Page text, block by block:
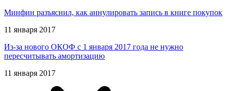
Минфин разъяснил, как аннулировать запись в книге покупок
11 января 2017
Из-за нового ОКОФ с 1 января 2017 года не нужно
пересчитывать амортизацию
11 января 2017